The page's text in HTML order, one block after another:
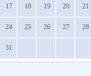
17 18 19 20 21
24 25 26 27 28
31